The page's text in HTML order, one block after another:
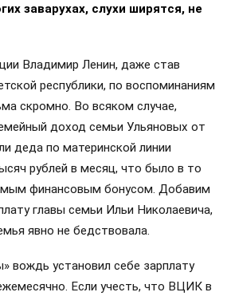
заварухах, слухи ширятся, не
Владимир Ленин, даже став
республики, по воспоминаниям
скромно. Во всяком случае,
доход семьи Ульяновых от
деда по материнской линии
рублей в месяц, что было в то
финансовым бонусом. Добавим
главы семьи Ильи Николаевича,
явно не бедствовала.
вождь установил себе зарплату
Если учесть, что ВЦИК в